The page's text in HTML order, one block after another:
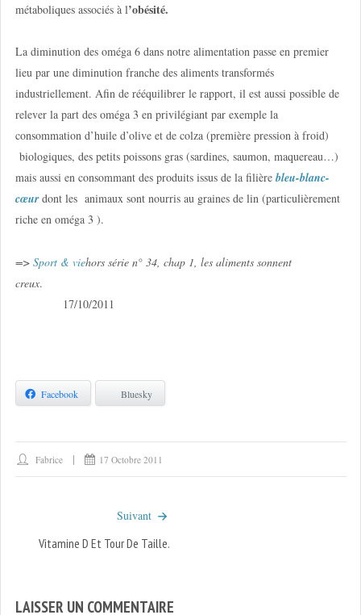
métaboliques associés à l’obésité.
La diminution des oméga 6 dans notre alimentation passe en premier
lieu par une diminution franche des aliments transformés
industriellement. Afin de rééquilibrer le rapport, il est aussi possible de
relever la part des oméga 3 en privilégiant par exemple la
consommation d’huile d’olive et de colza (première pression à froid)
biologiques, des petits poissons gras (sardines, saumon, maquereau…)
mais aussi en consommant des produits issus de la filière bleu-blanc-
cœurdont les animaux sont nourris au graines de lin (particulièrement
riche en oméga 3 ).
=> Sport & viehors série n° 34, chap 1, les aliments sonnent
creux.
17/10/2011
Facebook Bluesky
Fabrice 17 Octobre 2011
Suivant
Vitamine D Et Tour De Taille.
LAISSER UN COMMENTAIRE